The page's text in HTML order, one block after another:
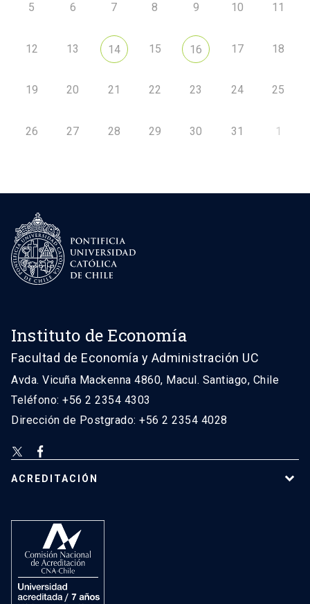
5 6 7 8 9 10 11
12 13 14 15 16 17 18
19 20 21 22 23 24 25
26 27 28 29 30 31 1
Instituto de Economía
Facultad de Economía y Administración UC
Avda. Vicuña Mackenna 4860, Macul. Santiago, Chile
Teléfono: +56 2 2354 4303
Dirección de Postgrado: +56 2 2354 4028
ACREDITACIÓN